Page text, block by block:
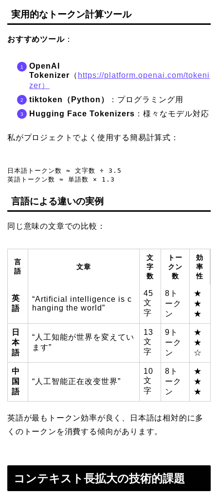
実用的なトークン計算ツール
おすすめツール：
OpenAI
Tokenizer （ https://platform.openai.com/tokeni
zer）
tiktoken（Python）
：プログラミング用
Hugging Face Tokenizers ：様々なモデル対応
私がプロジェクトでよく使用する簡易計算式：
日本語トークン数 ≈ 文字数 ÷ 3.5
英語トークン数 ≈ 単語数 × 1.3
言語による違いの実例
同じ意味の文章での比較：
言
語
文章
文
字
数
トー
クン
数
効
率
性
英
語
“Artificial intelligence is c
hanging the world”
45
文
字
8ト
ーク
ン
★
★
★
日
本
語
“人工知能が世界を変えてい
ます”
13
文
字
9ト
ーク
ン
★
★
☆
中
国
語
“人工智能正在改变世界”
10
文
字
8ト
ーク
ン
★
★
★
英語が最もトークン効率が良く、日本語は相対的に多
くのトークンを消費する傾向があります。
コンテキスト長拡大の技術的課題